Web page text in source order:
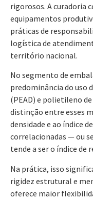
rigorosos. A curadoria
equipamentos
práticas de
logística de
território nacional.
No segmento de
predominância do uso
(PEAD) e polietileno
distinção entre esses
densidade e ao índice
correlacionadas — ou
tende a ser o índice de
Na prática, isso
rigidez estrutural e
oferece maior